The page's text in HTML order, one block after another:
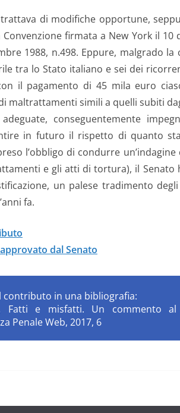
di modifiche opportune,
firmata a New York il 10
1988, n.498. Eppure, malgrado
tra lo Stato italiano e sei dei
il pagamento di 45 mila euro
maltrattamenti simili a quelli subiti
adeguate, conseguentemente
in futuro il rispetto di quanto
l’obbligo di condurre un’indagine
e gli atti di tortura), il Senato
un palese tradimento
fa.
dal Senato
contributo in una bibliografia:
Fatti e misfatti. Un commento
Penale Web, 2017, 6